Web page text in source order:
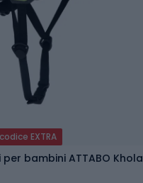
EXTRA
bambini ATTABO Khola